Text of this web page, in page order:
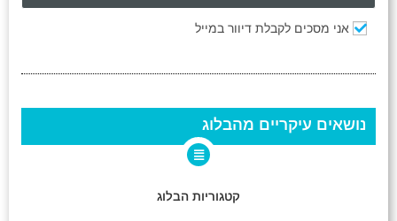
אני מסכים לקבלת דיוור במייל
נושאים עיקריים מהבלוג
קטגוריות הבלוג